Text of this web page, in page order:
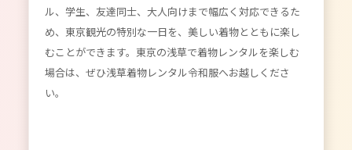
ル、学生、友達同士、大人向けまで幅広く対応できるた
め、東京観光の特別な一日を、美しい着物とともに楽し
むことができます。東京の浅草で着物レンタルを楽しむ
場合は、ぜひ浅草着物レンタル令和服へお越しくださ
い。